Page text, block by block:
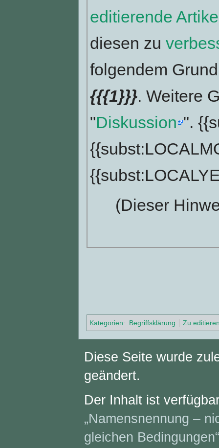
editierende
diesen zu
folgendem
{{{1}}}. Weitere
"Diskussion ".
(Dieser
Kategorien: Begriffsklärung Zu
Diese Seite wurde
geändert.
Der Inhalt ist
„Namensnennung –
gleichen Bedingungen“